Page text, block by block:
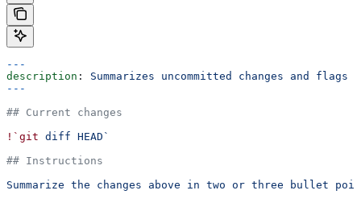
---
description : Summarizes uncommitted changes and
---
## Current changes
!`git diff HEAD`
## Instructions
Summarize the changes above in two or three bullet